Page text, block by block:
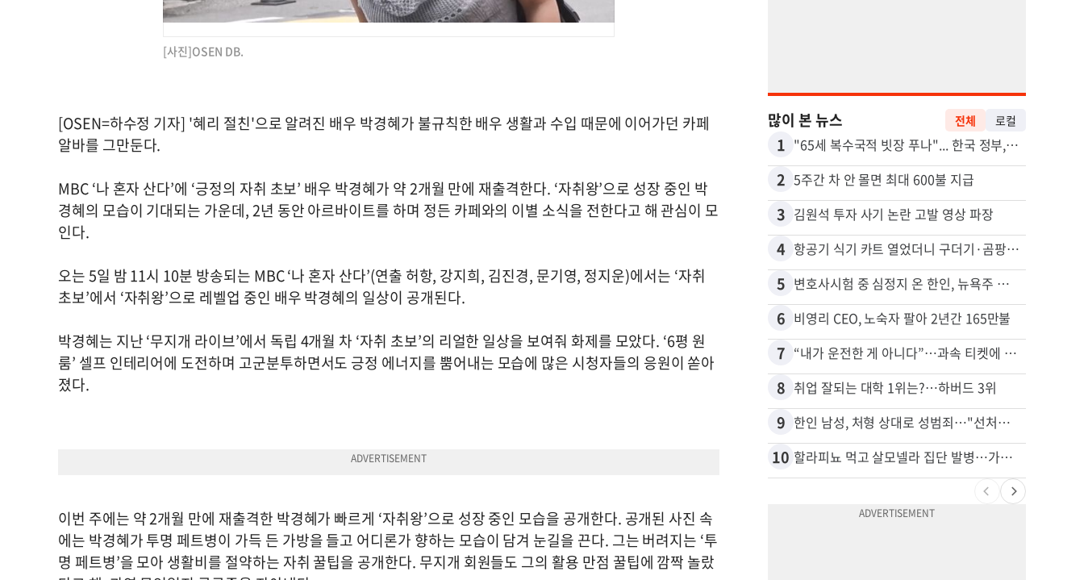
[사진]OSEN DB.
[OSEN=하수정 기자] '혜리 절친'으로 알려진 배우 박경혜가 불규칙한 배우 생활과 수입 때문에 이어가던 카페
알바를 그만둔다.
MBC ‘나 혼자 산다’에 ‘긍정의 자취 초보’ 배우 박경혜가 약 2개월 만에 재출격한다. ‘자취왕’으로 성장 중인 박
경혜의 모습이 기대되는 가운데, 2년 동안 아르바이트를 하며 정든 카페와의 이별 소식을 전한다고 해 관심이 모
인다.
오는 5일 밤 11시 10분 방송되는 MBC ‘나 혼자 산다’(연출 허항, 강지희, 김진경, 문기영, 정지운)에서는 ‘자취
초보’에서 ‘자취왕’으로 레벨업 중인 배우 박경혜의 일상이 공개된다.
박경혜는 지난 ‘무지개 라이브’에서 독립 4개월 차 ‘자취 초보’의 리얼한 일상을 보여줘 화제를 모았다. ‘6평 원
룸’ 셀프 인테리어에 도전하며 고군분투하면서도 긍정 에너지를 뿜어내는 모습에 많은 시청자들의 응원이 쏟아
졌다.
이번 주에는 약 2개월 만에 재출격한 박경혜가 빠르게 ‘자취왕’으로 성장 중인 모습을 공개한다. 공개된 사진 속
에는 박경혜가 투명 페트병이 가득 든 가방을 들고 어디론가 향하는 모습이 담겨 눈길을 끈다. 그는 버려지는 ‘투
명 페트병’을 모아 생활비를 절약하는 자취 꿀팁을 공개한다. 무지개 회원들도 그의 활용 만점 꿀팁에 깜짝 놀랐
많이 본 뉴스 전체 로컬
1 "65세 복수국적 빗장 푸나"... 한국 정부, 연령 완화 전면 추진
2 5주간 차 안 몰면 최대 600불 지급
3 김원석 투자 사기 논란 고발 영상 파장
4 항공기 식기 카트 열었더니 구더기·곰팡이…LAX 기내식 업체 논란
5 변호사시험 중 심정지 온 한인, 뉴욕주 제소
6 비영리 CEO, 노숙자 팔아 2년간 165만불
7 “내가 운전한 게 아니다”…과속 티켓에 오토파일럿 탓한 운전자
8 취업 잘되는 대학 1위는?…하버드 3위
9 한인 남성, 처형 상대로 성범죄…"선처해줬더니 배신자 취급"
10 할라피뇨 먹고 살모넬라 집단 발병…가주 등 27개 주 확산